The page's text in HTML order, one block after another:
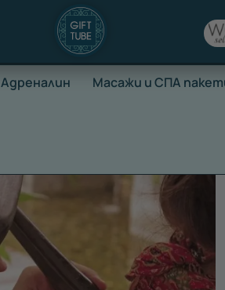
Адреналин Масажи и СПА